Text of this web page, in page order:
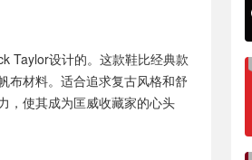
Taylor设计的。这款鞋比经典款
布材料。适合追求复古风格和舒
，使其成为匡威收藏家的心头